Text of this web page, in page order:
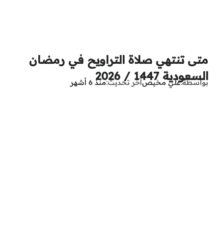
متى تنتهي صلاة التراويح في رمضان
السعودية 1447 / 2026
بواسطةعلي مخيصآخر تحديث منذ 6 أشهر